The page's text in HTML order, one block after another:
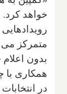
خواهد کرد.
متمرکز
بدون
همکاری با
در